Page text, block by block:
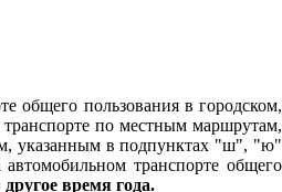
общего пользования в городском,
по местным маршрутам,
указанным в подпунктах "ш", "ю"
транспорте общего
время года.